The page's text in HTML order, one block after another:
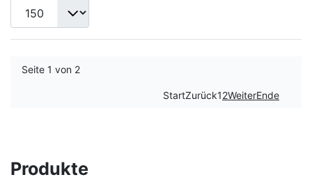
Seite 1 von 2
StartZurück12WeiterEnde
Produkte